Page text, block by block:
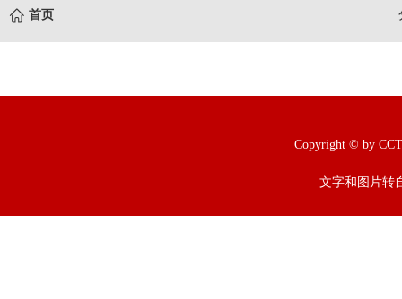
首页
Copyright © by
文字和图片转